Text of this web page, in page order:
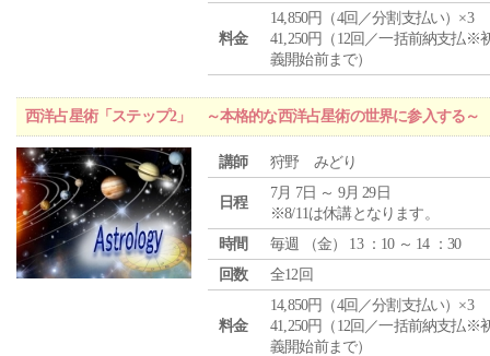
料金
14,850円（4回／分割支払い）×3
41,250円（12回／一括前納支払※
義開始前まで）
西洋占星術「ステップ2」 ～本格的な西洋占星術の世界に参入する～
講師 狩野 みどり
日程
7月 7日 ～ 9月 29日
※8/11は休講となります。
時間
毎週 （金） 13 ：10 ～ 14 ：30
回数
全12回
料金
14,850円（4回／分割支払い）×3
41,250円（12回／一括前納支払※
義開始前まで）